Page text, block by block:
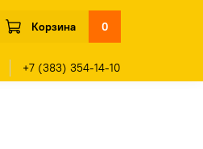
Корзина 0
+7 (383) 354-14-10